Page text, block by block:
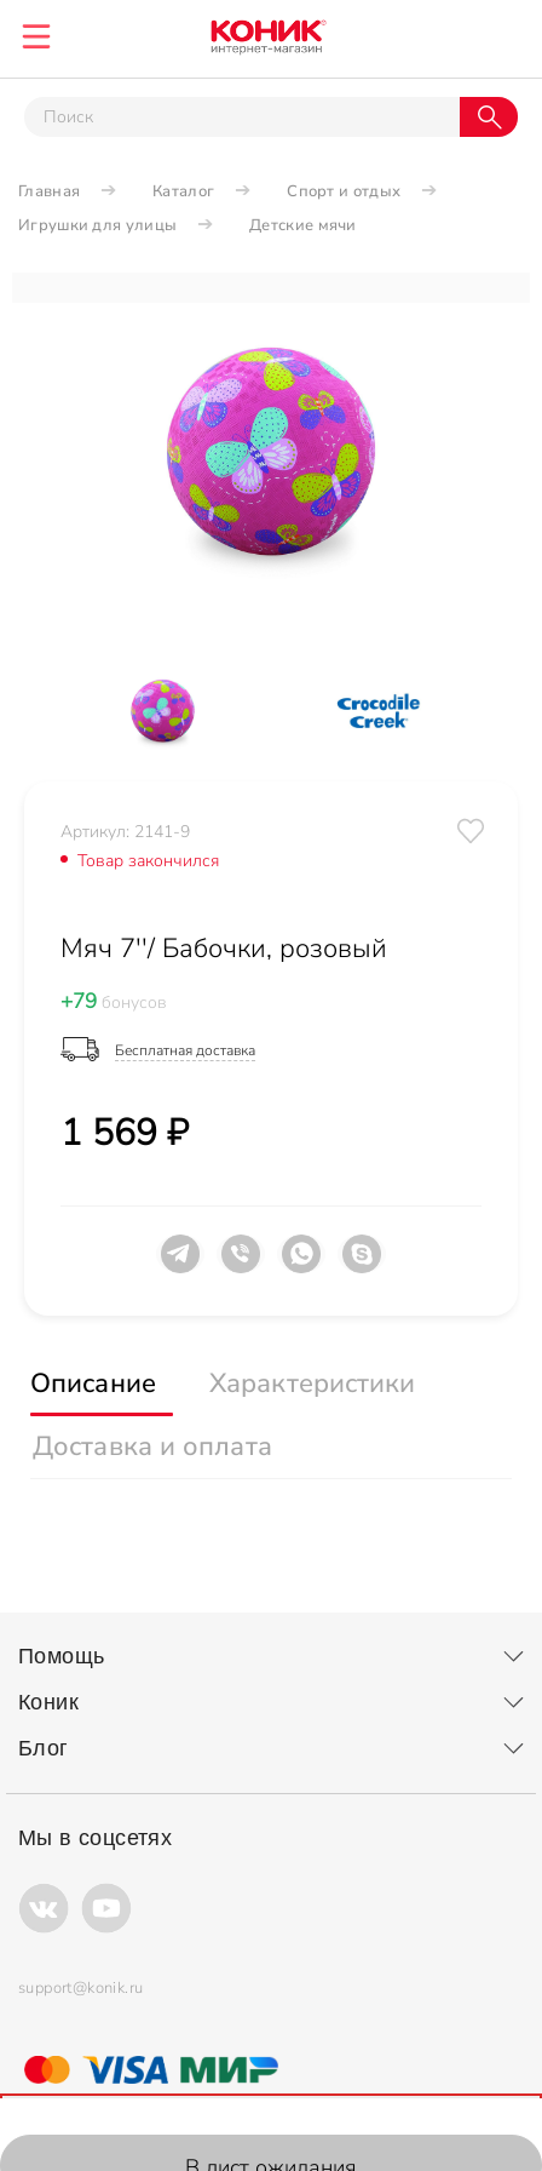
Главная Каталог
Спорт и отдых
Игрушки для улицы
Детские мячи
Артикул: 2141-9
Товар закончился
Мяч 7''/ Бабочки, розовый
+79 бонусов
Бесплатная доставка
1 569 ₽
Описание
Характеристики
Доставка и оплата
Помощь
Коник
Блог
Мы в соцсетях
support@konik.ru